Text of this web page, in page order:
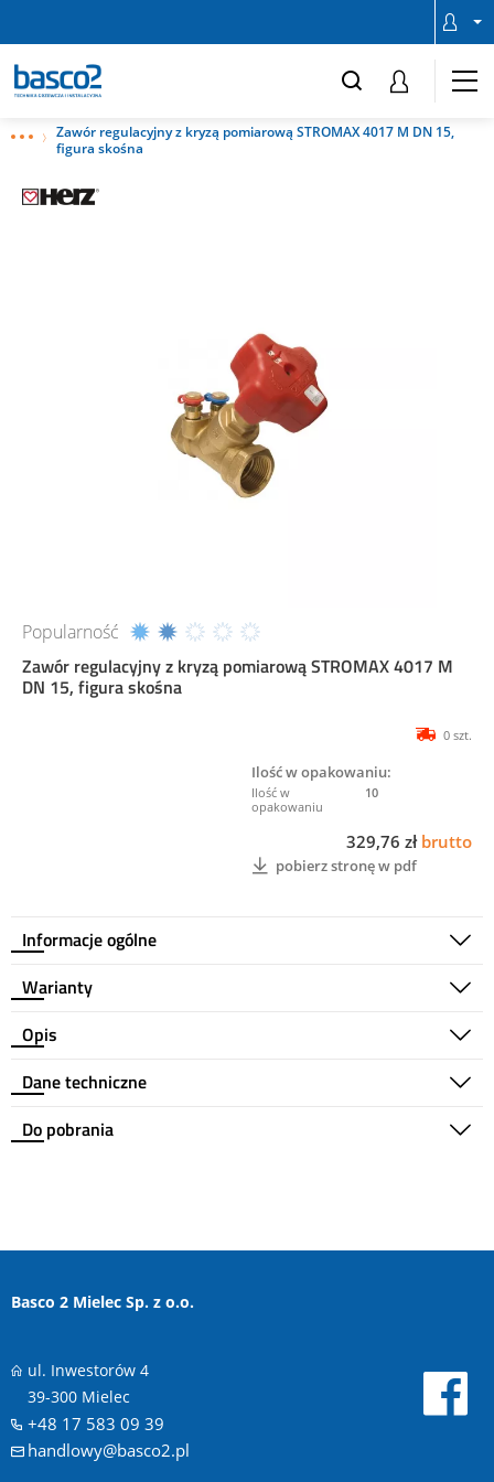
Zawór regulacyjny z kryzą pomiarową STROMAX 4017 M DN 15,
figura skośna
Popularność
Zawór regulacyjny z kryzą pomiarową STROMAX 4017 M
DN 15, figura skośna
Informacje ogólne
0 szt.
Ilość w opakowaniu:
10
329,76 zł brutto
pobierz stronę w pdf
Warianty
Opis
Dane techniczne
Do pobrania
Basco 2 Mielec Sp. z o.o.
ul. Inwestorów 4
39-300 Mielec
+48 17 583 09 39
handlowy@basco2.pl